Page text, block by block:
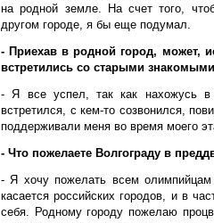
на родной земле. На счет того,
другом городе, я бы еще подумал.
- Приехав в родной город, может,
встретились со старыми
- Я все успел, так как нахожусь
встретился, с кем-то созвонился,
поддерживали меня во время моего
- Что пожелаете Волгограду в
- Я хочу пожелать всем
касается российских городов, и в
себя. Родному городу пожелаю